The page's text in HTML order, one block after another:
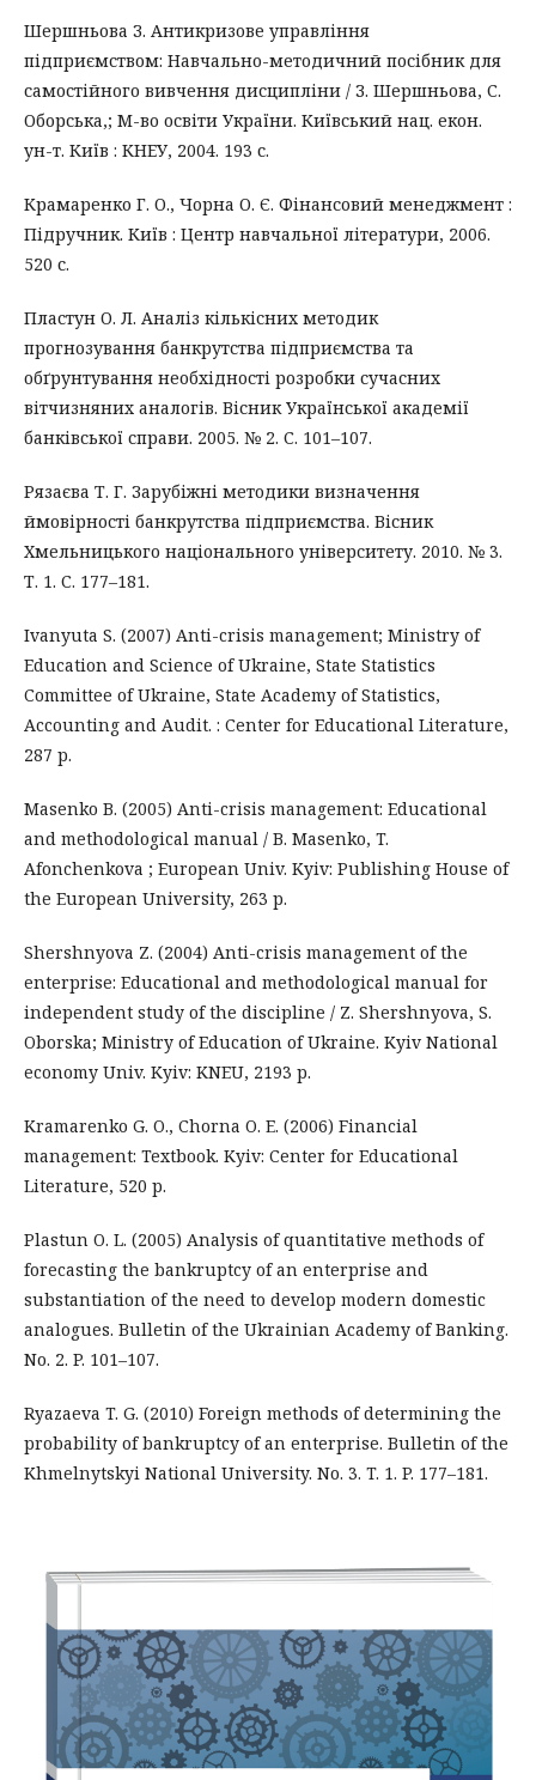
Шершньова З. Антикризове управлiння
пiдприємством: Навчально-методичний посiбник для
самостiйного вивчення дисциплiни / З. Шершньова, С.
Оборська,; М-во освiти України. Київський нац. екон.
ун-т. Київ : КНЕУ, 2004. 193 с.
Крамаренко Г. О., Чорна О. Є. Фiнансовий менеджмент :
Пiдручник. Київ : Центр навчальної лiтератури, 2006.
520 с.
Пластун О. Л. Аналiз кiлькiсних методик
прогнозування банкрутства пiдприємства та
обґрунтування необхiдностi розробки сучасних
вiтчизняних аналогiв. Вiсник Української академiї
банкiвської справи. 2005. № 2. С. 101–107.
Рязаєва Т. Г. Зарубiжнi методики визначення
ймовiрностi банкрутства пiдприємства. Вiсник
Хмельницького нацiонального унiверситету. 2010. № 3.
Т. 1. С. 177–181.
Ivanyuta S. (2007) Anti-crisis management; Ministry of
Education and Science of Ukraine, State Statistics
Committee of Ukraine, State Academy of Statistics,
Accounting and Audit. : Center for Educational Literature,
287 p.
Masenko B. (2005) Anti-crisis management: Educational
and methodological manual / B. Masenko, T.
Afonchenkova ; European Univ. Kyiv: Publishing House of
the European University, 263 p.
Shershnyova Z. (2004) Anti-crisis management of the
enterprise: Educational and methodological manual for
independent study of the discipline / Z. Shershnyova, S.
Oborska; Ministry of Education of Ukraine. Kyiv National
economy Univ. Kyiv: KNEU, 2193 p.
Kramarenko G. O., Chorna O. E. (2006) Financial
management: Textbook. Kyiv: Center for Educational
Literature, 520 p.
Plastun O. L. (2005) Analysis of quantitative methods of
forecasting the bankruptcy of an enterprise and
substantiation of the need to develop modern domestic
analogues. Bulletin of the Ukrainian Academy of Banking.
No. 2. P. 101–107.
Ryazaeva T. G. (2010) Foreign methods of determining the
probability of bankruptcy of an enterprise. Bulletin of the
Khmelnytskyi National University. No. 3. T. 1. P. 177–181.